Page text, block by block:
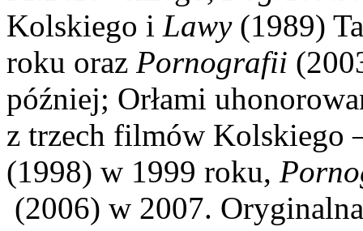
Kolskiego i Lawy(1989)
roku oraz Pornografii
później; Orłami
z trzech filmów Kolskiego
(1998) w 1999 roku,
(2006) w 2007.